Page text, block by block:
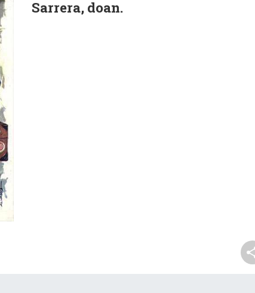
Sarrera, doan.